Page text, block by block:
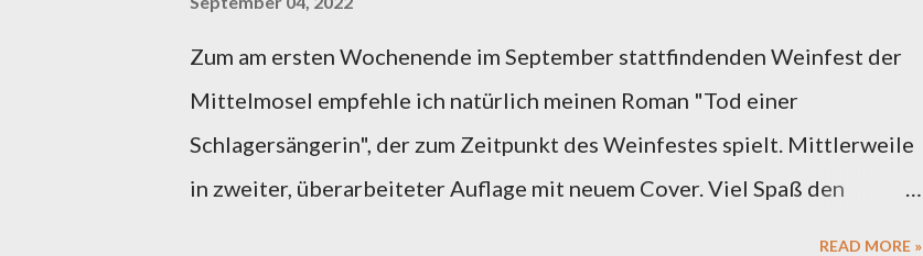
Zum am ersten Wochenende im September stattfindenden Weinfest der
Mittelmosel empfehle ich natürlich meinen Roman "Tod einer
Schlagersängerin", der zum Zeitpunkt des Weinfestes spielt. Mittlerweile
in zweiter, überarbeiteter Auflage mit neuem Cover. Viel Spaß den
READ MORE »